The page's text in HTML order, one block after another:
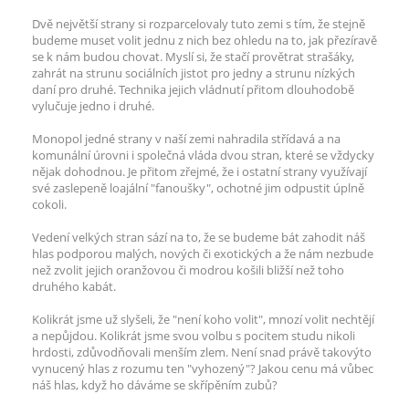
Dvě největší strany si rozparcelovaly tuto zemi s tím, že stejně
budeme muset volit jednu z nich bez ohledu na to, jak přezíravě
se k nám budou chovat. Myslí si, že stačí provětrat strašáky,
zahrát na strunu sociálních jistot pro jedny a strunu nízkých
daní pro druhé. Technika jejich vládnutí přitom dlouhodobě
vylučuje jedno i druhé.
Monopol jedné strany v naší zemi nahradila střídavá a na
komunální úrovni i společná vláda dvou stran, které se vždycky
nějak dohodnou. Je přitom zřejmé, že i ostatní strany využívají
své zaslepeně loajální "fanoušky", ochotné jim odpustit úplně
cokoli.
Vedení velkých stran sází na to, že se budeme bát zahodit náš
hlas podporou malých, nových či exotických a že nám nezbude
než zvolit jejich oranžovou či modrou košili bližší než toho
druhého kabát.
Kolikrát jsme už slyšeli, že "není koho volit", mnozí volit nechtějí
a nepůjdou. Kolikrát jsme svou volbu s pocitem studu nikoli
hrdosti, zdůvodňovali menším zlem. Není snad právě takovýto
vynucený hlas z rozumu ten "vyhozený"? Jakou cenu má vůbec
náš hlas, když ho dáváme se skřípěním zubů?